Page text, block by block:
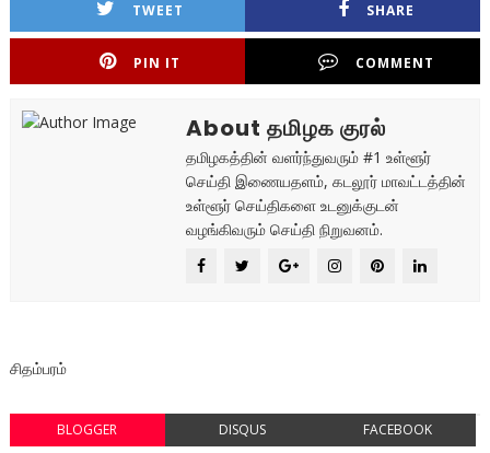
TWEET SHARE
PIN IT COMMENT
About தமிழக குரல்
தமிழகத்தின் வளர்ந்துவரும் #1 உள்ளூர்
செய்தி இணையதளம், கடலூர் மாவட்டத்தின்
உள்ளூர் செய்திகளை உடனுக்குடன்
வழங்கிவரும் செய்தி நிறுவனம்.
சிதம்பரம்
BLOGGER DISQUS FACEBOOK